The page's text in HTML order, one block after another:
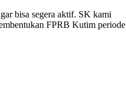
bisa segera aktif. SK kami
FPRB Kutim periode